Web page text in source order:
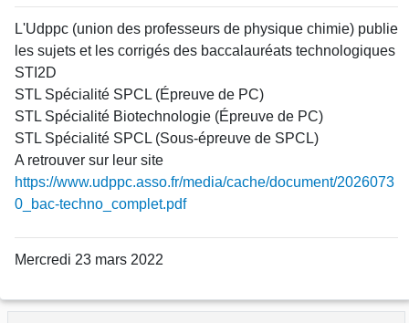
L'Udppc (union des professeurs de physique chimie) publie
les sujets et les corrigés des baccalauréats technologiques
STI2D
STL Spécialité SPCL (Épreuve de PC)
STL Spécialité Biotechnologie (Épreuve de PC)
STL Spécialité SPCL (Sous-épreuve de SPCL)
A retrouver sur leur site
https://www.udppc.asso.fr/media/cache/document/2026073
0_bac-techno_complet.pdf
Mercredi 23 mars 2022